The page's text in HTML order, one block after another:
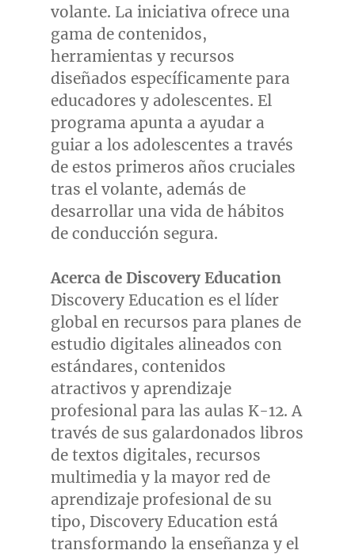
volante. La iniciativa ofrece una
gama de contenidos,
herramientas y recursos
diseñados específicamente para
educadores y adolescentes. El
programa apunta a ayudar a
guiar a los adolescentes a través
de estos primeros años cruciales
tras el volante, además de
desarrollar una vida de hábitos
de conducción segura.
Acerca de Discovery Education
Discovery Education es el líder
global en recursos para planes de
estudio digitales alineados con
estándares, contenidos
atractivos y aprendizaje
profesional para las aulas K-12. A
través de sus galardonados libros
de textos digitales, recursos
multimedia y la mayor red de
aprendizaje profesional de su
tipo, Discovery Education está
transformando la enseñanza y el